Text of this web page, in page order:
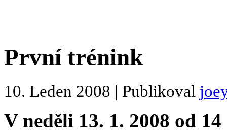
První trénink
10. Leden 2008 | Publikoval
V neděli 13. 1. 2008 od